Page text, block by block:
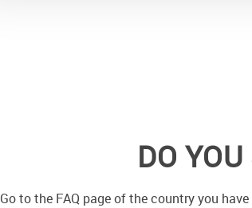
DO
Go to the FAQ page of the country you